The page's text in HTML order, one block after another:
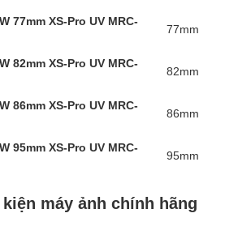
77mm XS-Pro UV MRC-
77mm
82mm XS-Pro UV MRC-
82mm
86mm XS-Pro UV MRC-
86mm
95mm XS-Pro UV MRC-
95mm
máy ảnh chính hãng